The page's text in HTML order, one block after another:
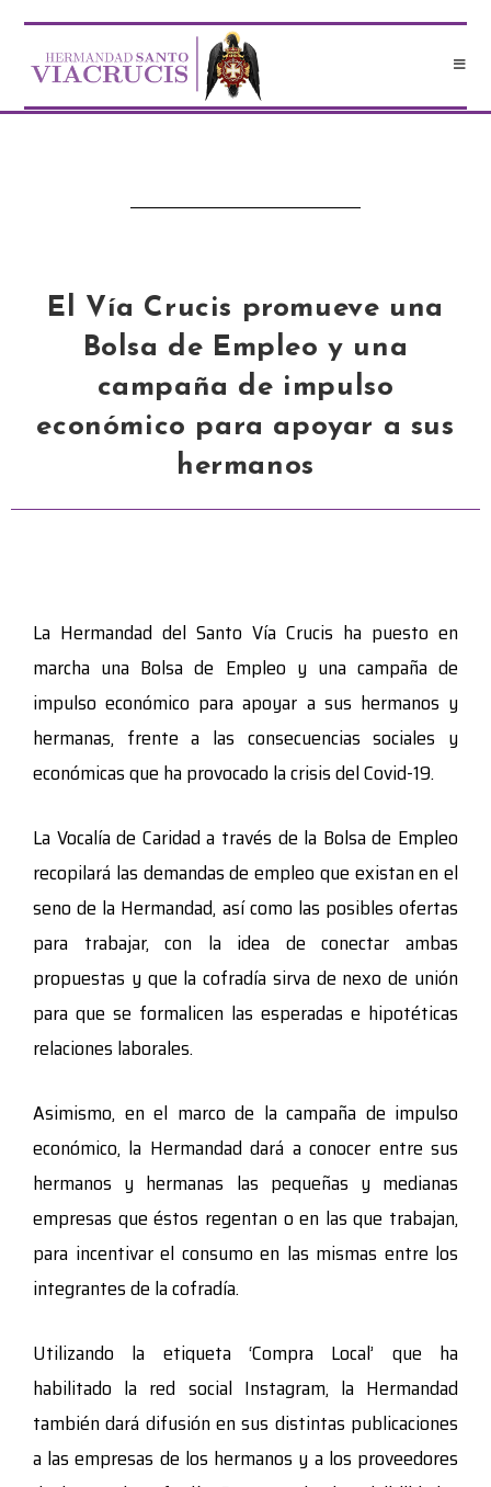
El Vía Crucis promueve una
Bolsa de Empleo y una
campaña de impulso
económico para apoyar a sus
hermanos
La Hermandad del Santo Vía Crucis ha puesto en
marcha una Bolsa de Empleo y una campaña de
impulso económico para apoyar a sus hermanos y
hermanas, frente a las consecuencias sociales y
económicas que ha provocado la crisis del Covid-19.
La Vocalía de Caridad a través de la Bolsa de Empleo
recopilará las demandas de empleo que existan en el
seno de la Hermandad, así como las posibles ofertas
para trabajar, con la idea de conectar ambas
propuestas y que la cofradía sirva de nexo de unión
para que se formalicen las esperadas e hipotéticas
relaciones laborales.
Asimismo, en el marco de la campaña de impulso
económico, la Hermandad dará a conocer entre sus
hermanos y hermanas las pequeñas y medianas
empresas que éstos regentan o en las que trabajan,
para incentivar el consumo en las mismas entre los
integrantes de la cofradía.
Utilizando la etiqueta ‘Compra Local’ que ha
habilitado la red social Instagram, la Hermandad
también dará difusión en sus distintas publicaciones
a las empresas de los hermanos y a los proveedores